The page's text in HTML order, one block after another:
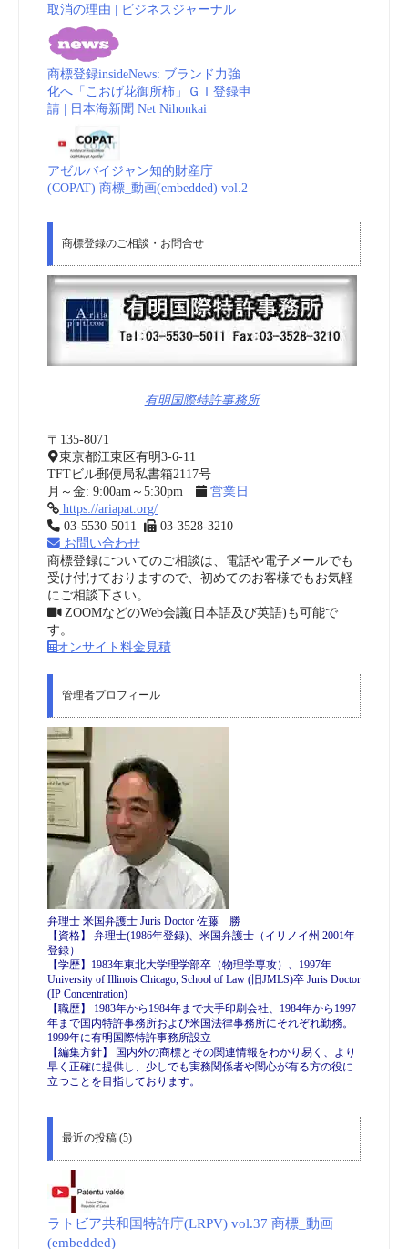
取消の理由 | ビジネスジャーナル
商標登録insideNews: ブランド力強
化へ「こおげ花御所柿」ＧＩ登録申
請 | 日本海新聞 Net Nihonkai
アゼルバイジャン知的財産庁
(COPAT) 商標_動画(embedded) vol.2
商標登録のご相談・お問合せ
有明国際特許事務所
〒135-8071
東京都江東区有明3-6-11
TFTビル郵便局私書箱2117号
月～金: 9:00am～5:30pm
営業日
https://ariapat.org/
03-5530-5011
03-3528-3210
お問い合わせ
商標登録についてのご相談は、電話や電子メールでも
受け付けておりますので、初めてのお客様でもお気軽
にご相談下さい。
ZOOMなどのWeb会議(日本語及び英語)も可能で
す。
オンサイト料金見積
管理者プロフィール
弁理士 米国弁護士 Juris Doctor 佐藤 勝
【資格】 弁理士(1986年登録)、米国弁護士（イリノイ州 2001年
登録）
【学歴】1983年東北大学理学部卒（物理学専攻）、1997年
University of Illinois Chicago, School of Law (旧JMLS)卒 Juris Doctor
(IP Concentration)
【職歴】 1983年から1984年まで大手印刷会社、1984年から1997
年まで国内特許事務所および米国法律事務所にそれぞれ勤務。
1999年に有明国際特許事務所設立
【編集方針】 国内外の商標とその関連情報をわかり易く、より
早く正確に提供し、少しでも実務関係者や関心が有る方の役に
立つことを目指しております。
最近の投稿 (5)
ラトビア共和国特許庁(LRPV) vol.37 商標_動画
(embedded)